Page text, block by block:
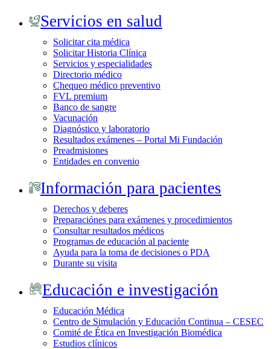
Servicios en salud
Solicitar cita médica
Solicitar Historia Clínica
Servicios y especialidades
Directorio médico
Chequeo médico preventivo
FVL premium
Banco de sangre
Vacunación
Diagnóstico y laboratorio
Resultados exámenes – Portal Mi Fundación
Preadmisiones
Entidades en convenio
Información para pacientes
Derechos y deberes
Preparaciónes para exámenes y procedimientos
Consultar resultados médicos
Programas de educación al paciente
Ayuda para la toma de decisiones o PDA
Durante su visita
Educación e investigación
Educación Médica
Centro de Simulación y Educación Continua – CESEC
Comité de Ética en Investigación Biomédica
Estudios clínicos